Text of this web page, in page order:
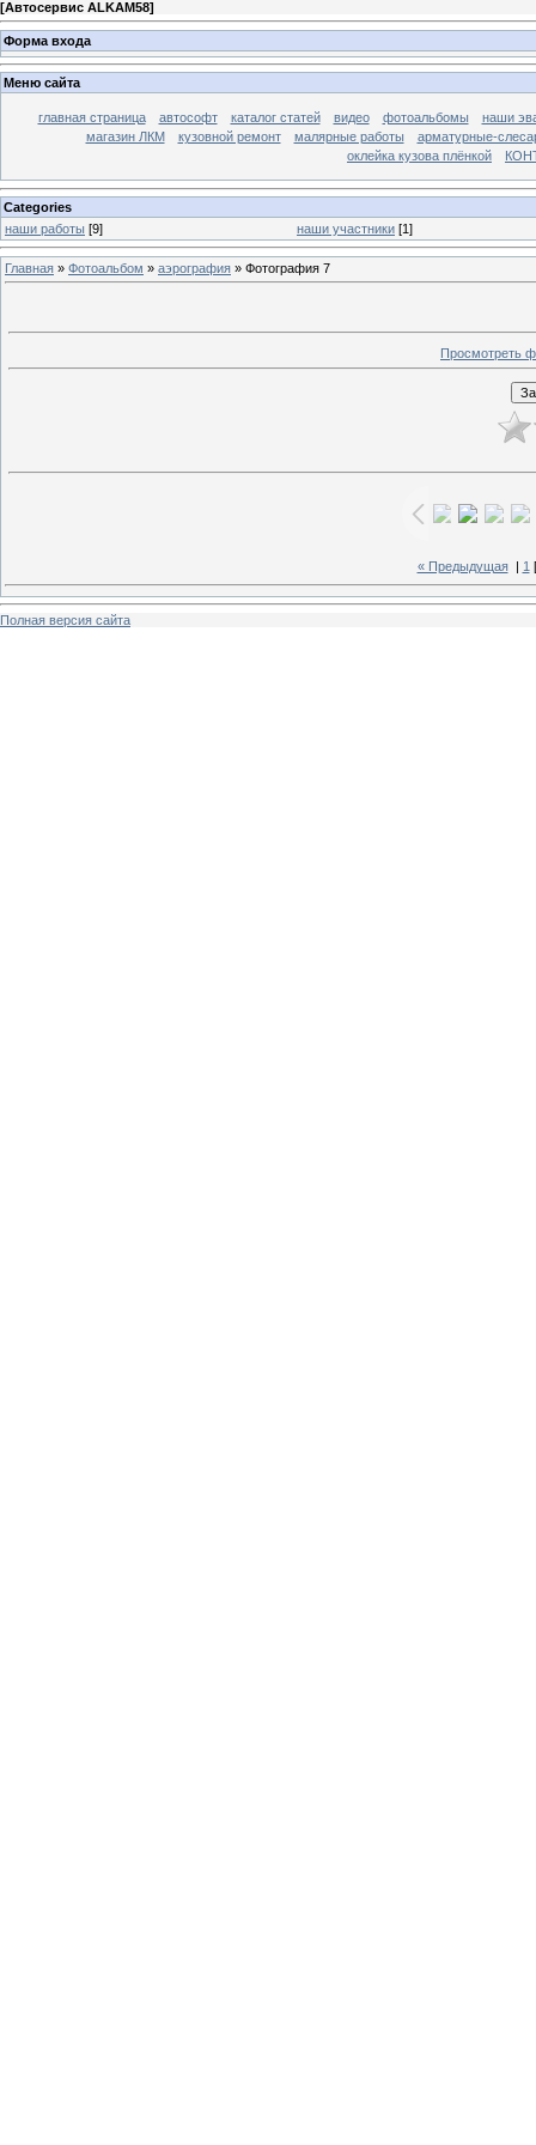
[Автосервис ALKAM58]
Форма входа
Меню сайта
главная страница автософт каталог статей видео фотоальбомы
наши
магазин ЛКМ
кузовной ремонт малярные работы
арматурные-
оклейка кузова плёнкой
Categories
наши работы [9] наши участники [1]
Главная » Фотоальбом » аэрография » Фотография 7
Просмотреть
« Предыдущая| 1 [
Полная версия сайта